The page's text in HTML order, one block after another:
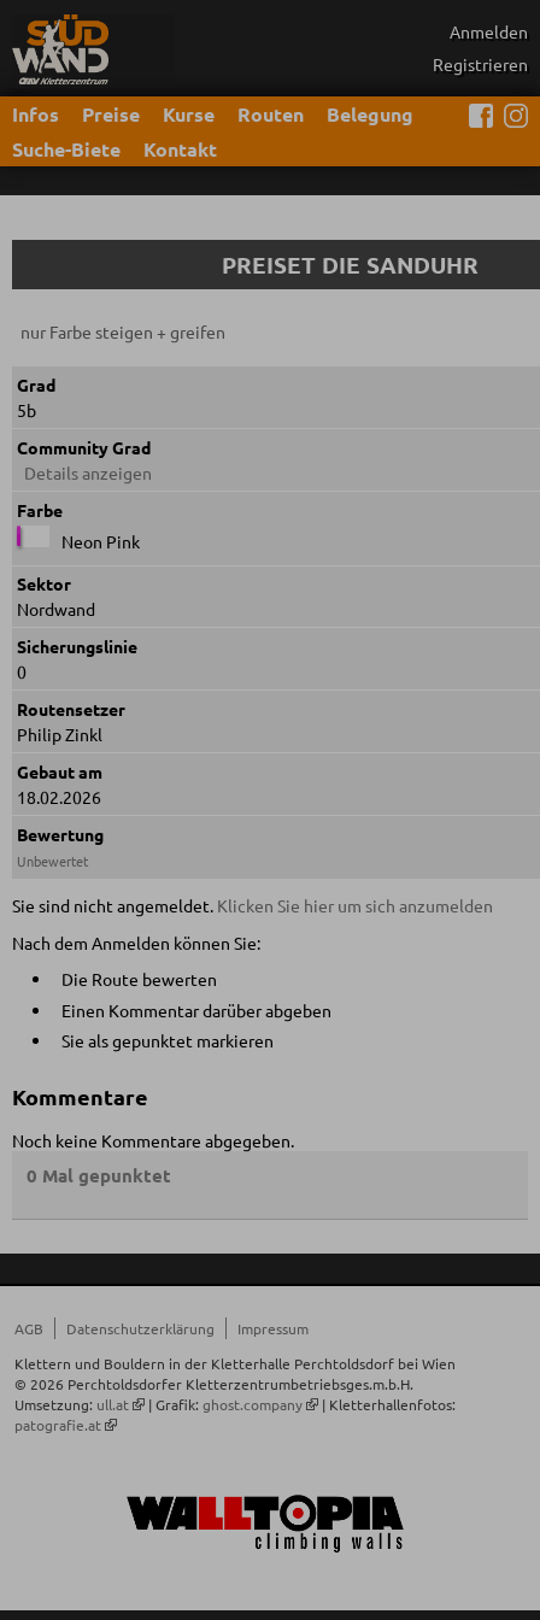
Anmelden
Registrieren
Infos Preise Kurse Routen
Belegung
Suche-Biete
Kontakt
PREISET DIE SANDUHR
nur Farbe steigen + greifen
Grad
5b
Community Grad
Details anzeigen
Farbe
Neon Pink
Sektor
Nordwand
Sicherungslinie
0
Routensetzer
Philip Zinkl
Gebaut am
18.02.2026
Bewertung
Unbewertet
Sie sind nicht angemeldet. Klicken Sie hier um sich anzumelden
Nach dem Anmelden können Sie:
Die Route bewerten
Einen Kommentar darüber abgeben
Sie als gepunktet markieren
Kommentare
Noch keine Kommentare abgegeben.
0 Mal gepunktet
AGB Datenschutzerklärung
Impressum
Klettern und Bouldern in der Kletterhalle Perchtoldsdorf bei Wien
© 2026 Perchtoldsdorfer Kletterzentrumbetriebsges.m.b.H.
Umsetzung: ull.at | Grafik:ghost.company
| Kletterhallenfotos:
patografie.at